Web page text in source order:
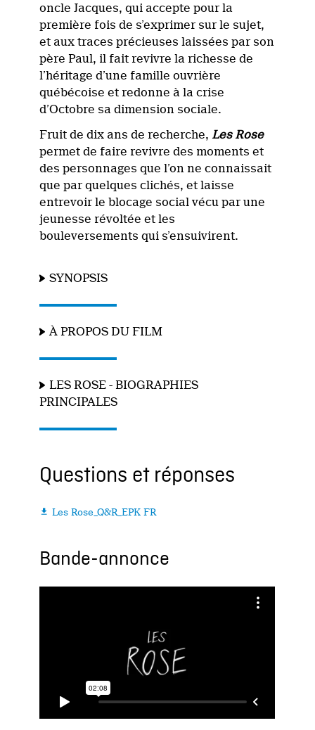
oncle Jacques, qui accepte pour la
première fois de s’exprimer sur le sujet,
et aux traces précieuses laissées par son
père Paul, il fait revivre la richesse de
l’héritage d’une famille ouvrière
québécoise et redonne à la crise
d’Octobre sa dimension sociale.
Fruit de dix ans de recherche, Les Rose
permet de faire revivre des moments et
des personnages que l’on ne connaissait
que par quelques clichés, et laisse
entrevoir le blocage social vécu par une
jeunesse révoltée et les
bouleversements qui s’ensuivirent.
SYNOPSIS
À PROPOS DU FILM
LES ROSE - BIOGRAPHIES
PRINCIPALES
Questions et réponses
 Les Rose_Q&R_EPK FR
Bande-annonce